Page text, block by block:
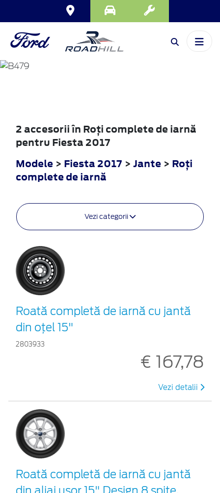
FIESTA
2 accesorii în Roţi complete de iarnă
pentru Fiesta 2017
Modele > Fiesta 2017 > Jante > Roţi
complete de iarnă
Vezi categorii
Roată completă de iarnă cu jantă
din oțel 15"
2803933
€ 167,78
Vezi detalii
Roată completă de iarnă cu jantă